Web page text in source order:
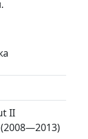
II